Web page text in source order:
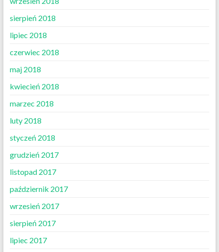
sierpień 2018
lipiec 2018
czerwiec 2018
maj 2018
kwiecień 2018
marzec 2018
luty 2018
styczeń 2018
grudzień 2017
listopad 2017
październik 2017
wrzesień 2017
sierpień 2017
lipiec 2017